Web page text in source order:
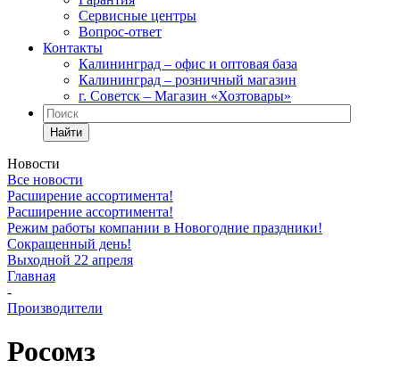
Сервисные центры
Вопрос-ответ
Контакты
Калининград – офис и оптовая база
Калининград – розничный магазин
г. Советск – Магазин «Хозтовары»
Найти
Новости
Все новости
Расширение ассортимента!
Расширение ассортимента!
Режим работы компании в Новогодние праздники!
Сокращенный день!
Выходной 22 апреля
Главная
-
Производители
Росомз